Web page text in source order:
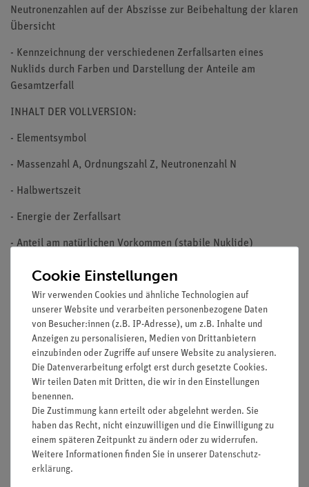
Neutronenzahlen auf der Abszisse zur Beibehaltung der klaren
Übersicht
- Kennzeichnung der verschiedenen Zerfallsarten eines
Nuklids durch Farben und Darstellung der Anteile am
Gesamtzerfall
INHALT DER VOLLVERSION:
- Elementsymbol
- Massenzahl A, Ordnungszahl Z, Neutronenzahl N
- Halbwertszeit
- Energie der Zerfallsart
- Anteil am natürlichen Vorkommen (stabile Nuklide)
- relative Häufigkeit der Zerfallsart durch farbliche
- Metastabile Zustände
- Absorptions-/ Spaltungsquerschnitte
- Zerfallsarten: α, β-, β+/ Elektroneneinfang, γ (Isomerer
Übergang), Spontanspaltung, Protonen-, Neutronen und
Clusteremission
PRODUKTDETAILS:
Das Poster zeichnet sich durch eine hochwertige
Papierqualität aus. Durch seine UV-Lack Veredelung wird das
Cookie Einstellungen
Wir verwenden Cookies und ähnliche Technologien auf
unserer Website und verarbeiten personenbezogene Daten
von Besucher:innen (z.B. IP-Adresse), um z.B. Inhalte und
Anzeigen zu personalisieren, Medien von Drittanbietern
einzubinden oder Zugriffe auf unsere Website zu analysieren.
Die Datenverarbeitung erfolgt erst durch gesetzte Cookies.
Wir teilen Daten mit Dritten, die wir in den Einstellungen
benennen.
Die Zustimmung kann erteilt oder abgelehnt werden. Sie
haben das Recht, nicht einzuwilligen und die Einwilligung zu
einem späteren Zeitpunkt zu ändern oder zu widerrufen.
Weitere Informationen finden Sie in unserer Daten­schutz­
erklärung.